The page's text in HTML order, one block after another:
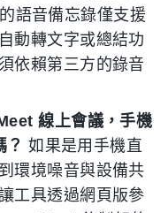
語音備忘錄僅支援
動轉文字或總結功
依賴第三方的錄音
線上會議，手機
？ 如果是用手機直
環境噪音與設備共
工具透過網頁版參